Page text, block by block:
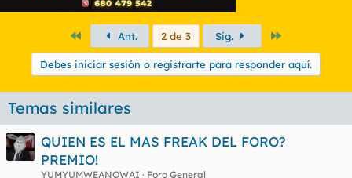
PrimeroAnt. 2 de 3 Sig.
Debes iniciar sesión o registrarte para responder aquí.
Temas similares
QUIEN ES EL MAS FREAK DEL FORO?
PREMIO!
YUMYUMWEANOWAI
Foro General